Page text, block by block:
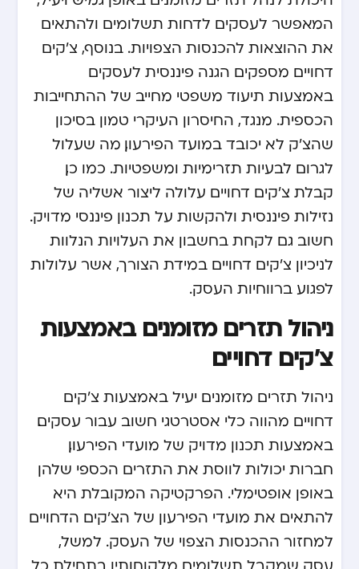
המאפשר לעסקים לדחות תשלומים ולהתאים
את ההוצאות להכנסות הצפויות. בנוסף, צ'קים
דחויים מספקים הגנה פיננסית לעסקים
באמצעות תיעוד משפטי מחייב של ההתחייבות
הכספית. מנגד, החיסרון העיקרי טמון בסיכון
שהצ'ק לא יכובד במועד הפירעון, מה שעלול
לגרום לבעיות תזרימיות ומשפטיות. כמו כן,
קבלת צ'קים דחויים עלולה ליצור אשליה של
נזילות פיננסית ולהקשות על תכנון פיננסי מדויק.
חשוב גם לקחת בחשבון את העלויות הנלוות
לניכיון צ'קים דחויים במידת הצורך, אשר עלולות
לפגוע ברווחיות העסק.
ניהול תזרים מזומנים באמצעות
צ'קים דחויים
ניהול תזרים מזומנים יעיל באמצעות צ'קים
דחויים מהווה כלי אסטרטגי חשוב עבור עסקים.
באמצעות תכנון מדויק של מועדי הפירעון,
חברות יכולות לווסת את התזרים הכספי שלהן
באופן אופטימלי. הפרקטיקה המקובלת היא
להתאים את מועדי הפירעון של הצ'קים הדחויים
למחזור ההכנסות הצפוי של העסק. למשל,
עסק שמקבל תשלומים מלקוחותיו בתחילת כל